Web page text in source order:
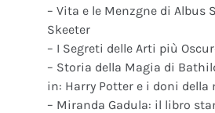
– Vita e le Menzgne di Albus
Skeeter
– I Segreti delle Arti più
– Storia della Magia di
in: Harry Potter e i doni della
– Miranda Gadula: il libro